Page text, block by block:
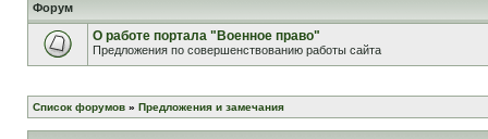
Форум
О работе портала "Военное право"
Предложения по совершенствованию работы сайта
Список форумов » Предложения и замечания